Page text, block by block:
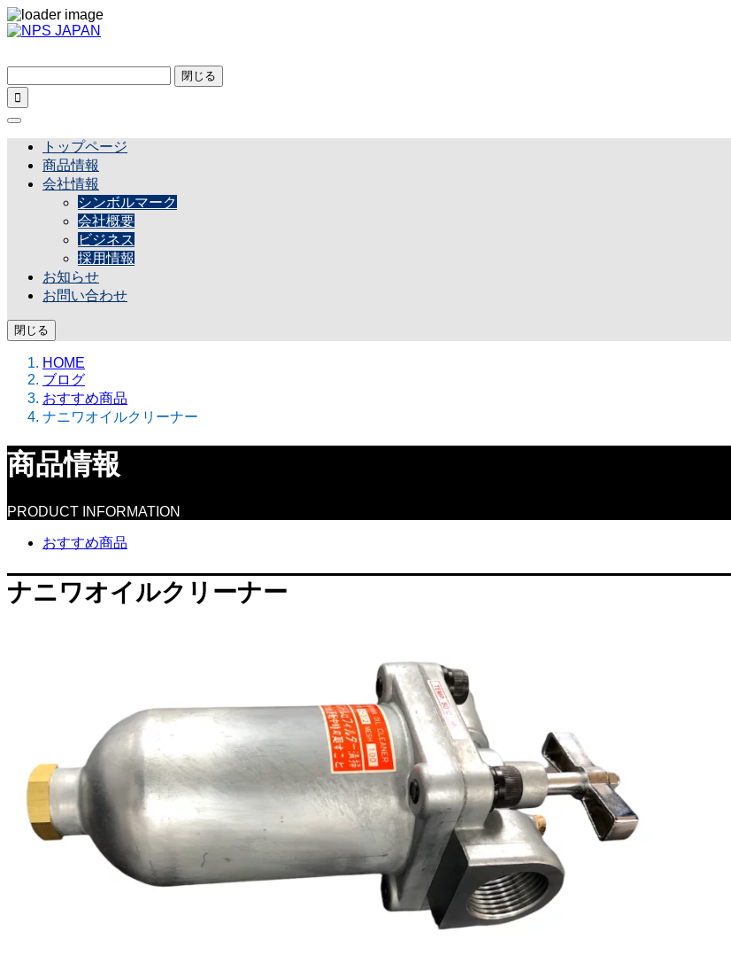
閉じる

トップページ
商品情報
会社情報
シンボルマーク
会社概要
ビジネス
採用情報
お知らせ
お問い合わせ
閉じる
HOME
ブログ
おすすめ商品
ナニワオイルクリーナー
商品情報
PRODUCT INFORMATION
おすすめ商品
ナニワオイルクリーナー